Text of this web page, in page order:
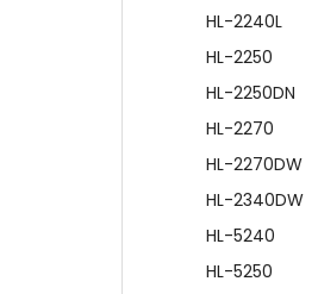
HL-2240L
HL-2250
HL-2250DN
HL-2270
HL-2270DW
HL-2340DW
HL-5240
HL-5250